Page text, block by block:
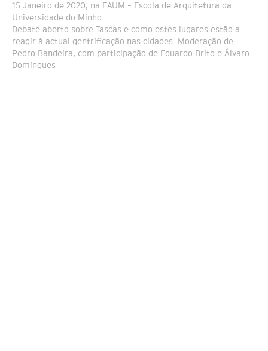
15 Janeiro de 2020, na EAUM - Escola de Arquitetura da
Universidade do Minho
Debate aberto sobre Tascas e como estes lugares estão a
reagir à actual gentrificação nas cidades. Moderação de
Pedro Bandeira, com participação de Eduardo Brito e Álvaro
Domingues